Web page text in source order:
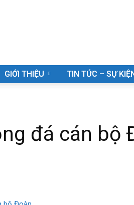
GIỚI THIỆU TIN TỨC – SỰ
đá cán bộ